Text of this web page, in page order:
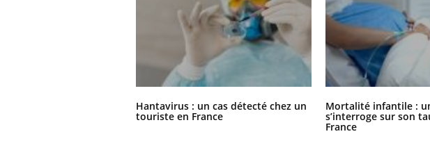
Hantavirus : un cas détecté chez un
touriste en France
Mortalité infantile :
s’interroge sur son
France